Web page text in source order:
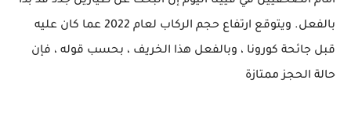
بالفعل. ويتوقع ارتفاع حجم الركاب لعام 2022 عما كان عليه
قبل جائحة كورونا ، وبالفعل هذا الخريف ، بحسب قوله ، فإن
حالة الحجز ممتازة